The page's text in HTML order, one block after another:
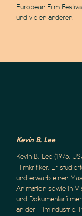
European Film
und vielen anderen.
Kevin B. Lee
​​Kevin B. Lee (1975,
Filmkritiker. Er
und erwarb einen
Animation sowie in
und
an der Filmindustrie.